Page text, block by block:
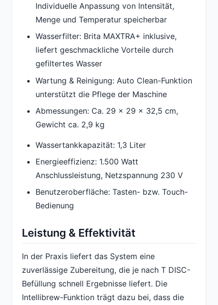
Individuelle Anpassung von Intensität,
Menge und Temperatur speicherbar
Wasserfilter: Brita MAXTRA+ inklusive,
liefert geschmackliche Vorteile durch
gefiltertes Wasser
Wartung & Reinigung: Auto Clean-Funktion
unterstützt die Pflege der Maschine
Abmessungen: Ca. 29 x 29 x 32,5 cm,
Gewicht ca. 2,9 kg
Wassertankkapazität: 1,3 Liter
Energieeffizienz: 1.500 Watt
Anschlussleistung, Netzspannung 230 V
Benutzeroberfläche: Tasten- bzw. Touch-
Bedienung
Leistung & Effektivität
In der Praxis liefert das System eine
zuverlässige Zubereitung, die je nach T DISC-
Befüllung schnell Ergebnisse liefert. Die
Intellibrew-Funktion trägt dazu bei, dass die